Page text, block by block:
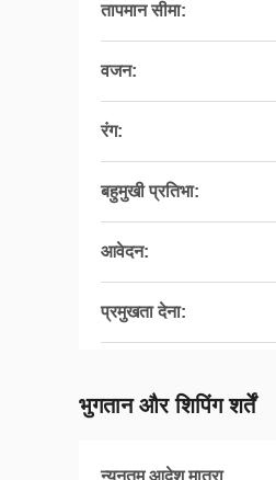
तापमान सीमा:
वजन:
रंग:
बहुमुखी प्रतिभा:
आवेदन:
प्रमुखता देना:
भुगतान और शिपिंग शर्तें
न्यूनतम आदेश मात्रा